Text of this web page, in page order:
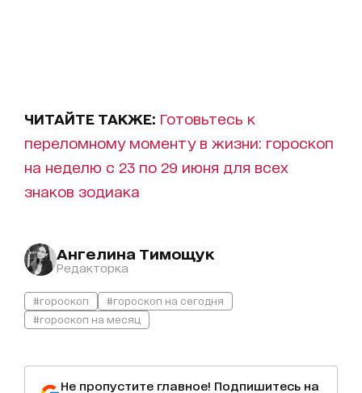
ЧИТАЙТЕ ТАКЖЕ: Готовьтесь к
переломному моменту в жизни: гороскоп
на неделю с 23 по 29 июня для всех
знаков зодиака
Ангелина Тимощук
Редакторка
#гороскоп
#гороскоп на сегодня
#гороскоп на месяц
Не пропустите главное! Подпишитесь на